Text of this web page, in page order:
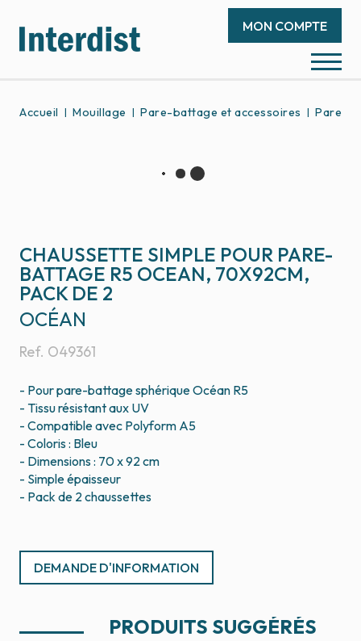
MON COMPTE
Accueil Mouillage Pare-battage et accessoires Pare-
CHAUSSETTE SIMPLE POUR PARE-
BATTAGE R5 OCEAN, 70X92CM,
PACK DE 2
Ref. O49361
OCÉAN
- Pour pare-battage sphérique Océan R5
- Tissu résistant aux UV
- Compatible avec Polyform A5
- Coloris : Bleu
- Dimensions : 70 x 92 cm
- Simple épaisseur
- Pack de 2 chaussettes
DEMANDE D'INFORMATION
PRODUITS SUGGÉRÉS